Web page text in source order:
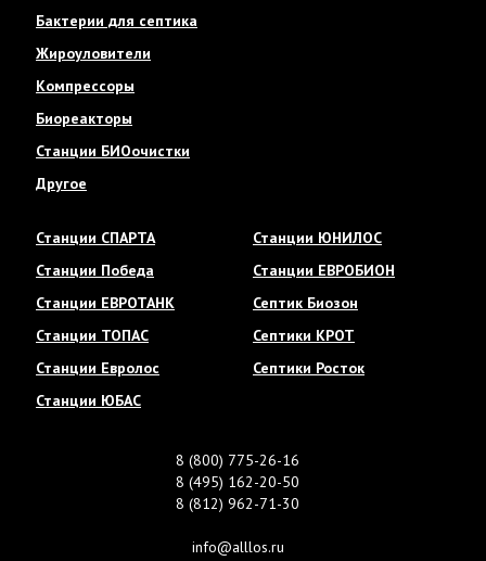
Бактерии для септика
Жироуловители
Компрессоры
Биореакторы
Станции БИОочистки
Другое
Станции СПАРТА
Станции Победа
Станции ЕВРОТАНК
Станции ТОПАС
Станции Евролос
Станции ЮБАС
Станции ЮНИЛОС
Станции ЕВРОБИОН
Септик Биозон
Септики КРОТ
Септики Росток
8 (800) 775-26-16
8 (495) 162-20-50
8 (812) 962-71-30
info@alllos.ru